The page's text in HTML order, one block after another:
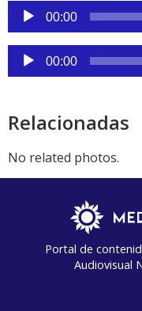
Reproductor
de
audio
00:00
Reproductor
de
00:00
Relacionadas
No related photos.
Portal de
Audiovisual